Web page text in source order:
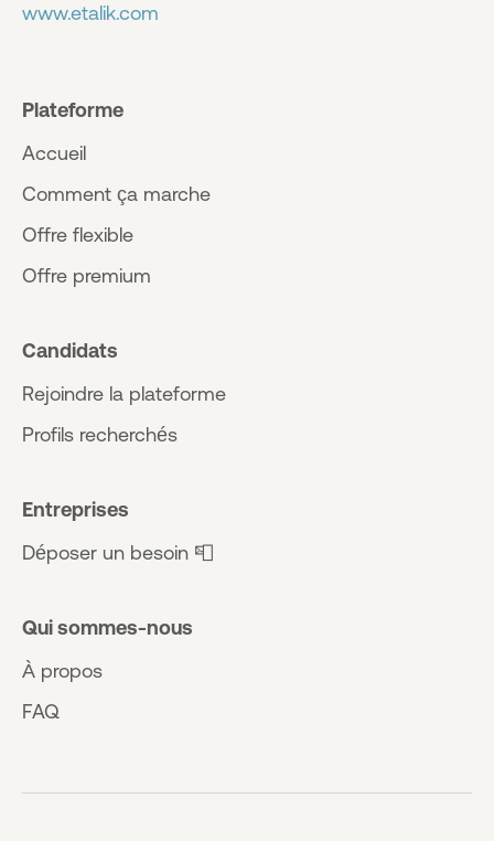
www.etalik.com
Plateforme
Accueil
Comment ça marche
Offre flexible
Offre premium
Candidats
Rejoindre la plateforme
Profils recherchés
Entreprises
Déposer un besoin 📮
Qui sommes-nous
À propos
FAQ